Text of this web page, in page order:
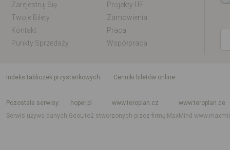
Zarejestruj Się
Projekty UE
Twoje Bilety
Zamówienia
Kontakt
Praca
Punkty Sprzedaży
Współpraca
indeks tabliczek przystankowych
Cenniki biletów online
Pozostałe serwisy
hoper.pl www.teroplan.cz
www.teroplan.de
Serwis używa danych GeoLite2 stworzonych przez firmę MaxMind